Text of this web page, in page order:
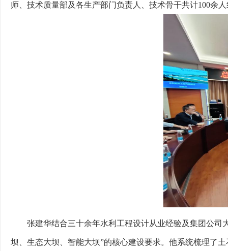
师、技术质量部及各生产部门负责人、技术骨干共计100余
张建华结合三十余年水利工程设计从业经验及集团公司
坝、生态大坝、智能大坝”的核心建设要求。他系统梳理了